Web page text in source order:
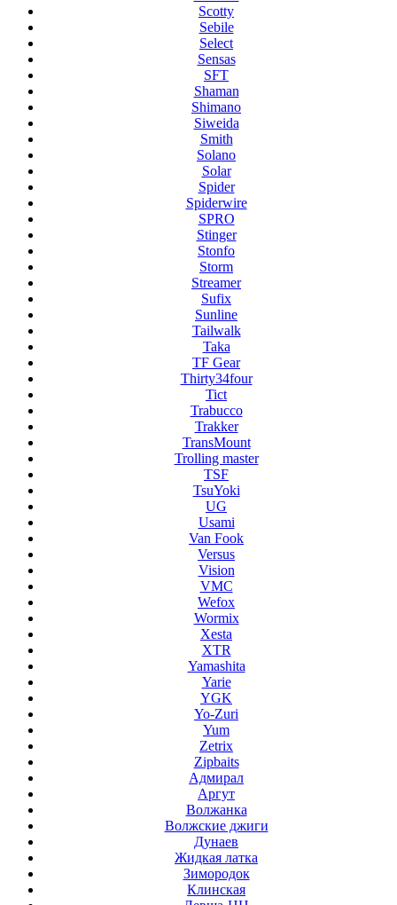
Scotty
Sebile
Select
Sensas
SFT
Shaman
Shimano
Siweida
Smith
Solano
Solar
Spider
Spiderwire
SPRO
Stinger
Stonfo
Storm
Streamer
Sufix
Sunline
Tailwalk
Taka
TF Gear
Thirty34four
Tict
Trabucco
Trakker
TransMount
Trolling master
TSF
TsuYoki
UG
Usami
Van Fook
Versus
Vision
VMC
Wefox
Wormix
Xesta
XTR
Yamashita
Yarie
YGK
Yo-Zuri
Yum
Zetrix
Zipbaits
Адмирал
Аргут
Волжанка
Волжские джиги
Дунаев
Жидкая латка
Зимородок
Клинская